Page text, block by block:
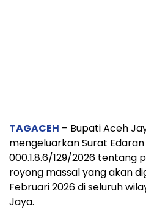
TAGACEH – Bupati Aceh
mengeluarkan Surat Edaran
000.1.8.6/129/2026 tentang
royong massal yang akan
Februari 2026 di seluruh
Jaya.